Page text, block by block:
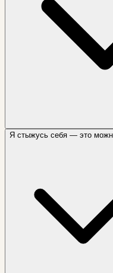
Я стыжусь себя — это